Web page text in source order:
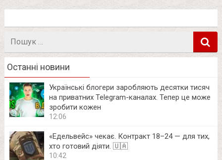
Пошук
Останні новини
Українські блогери заробляють десятки тисяч
на приватних Telegram-каналах. Тепер це може
зробити кожен
12:06
«Едельвейс» чекає. Контракт 18–24 — для тих,
хто готовий діяти. 🇺🇦
10:42